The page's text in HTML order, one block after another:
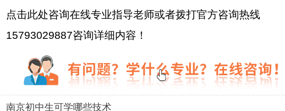
点击此处咨询在线专业指导老师或者拨打官方咨询热线
15793029887咨询详细内容！
南京初中生可学哪些技术